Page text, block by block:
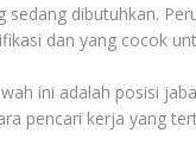
sedang dibutuhkan.
dan yang cocok
ini adalah posisi
pencari kerja yang